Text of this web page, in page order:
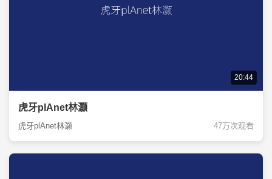
20:44
虎牙plAnet林灏
虎牙plAnet林灏 47万次观看